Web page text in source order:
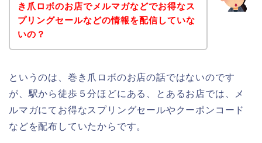
き爪ロボのお店でメルマガなどでお得なス
プリングセールなどの情報を配信していな
いの？
というのは、巻き爪ロボのお店の話ではないのです
が、駅から徒歩５分ほどにある、とあるお店では、メ
ルマガにてお得なスプリングセールやクーポンコード
などを配布していたからです。